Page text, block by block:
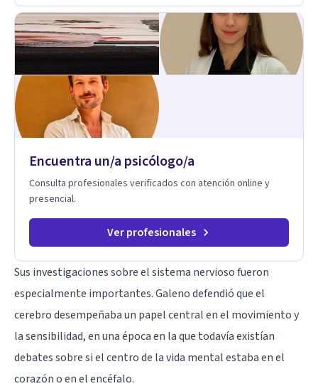
Terapia de Aceptación y Compromiso (ACT), desde donde no
busco eliminar el malestar, sino transformar la relación que
tienes con lo que sientes y piensas. Acompaño a que puedas
sostener tu experiencia interna con mayor flexibilidad, sin
tener que luchar constantemente contigo. Integro también
herramientas como mindfulness, escritura terapéutica y
recursos creativos, que permiten acceder a niveles más
profundos de la experiencia, más allá de lo únicamente
racional.
Encuentra un/a psicólogo/a
Consulta profesionales verificados con atención online y
presencial.
Ver profesionales
Sus investigaciones sobre el sistema nervioso fueron
especialmente importantes. Galeno defendió que el
cerebro desempeñaba un papel central en el movimiento y
la sensibilidad, en una época en la que todavía existían
debates sobre si el centro de la vida mental estaba en el
corazón o en el encéfalo.